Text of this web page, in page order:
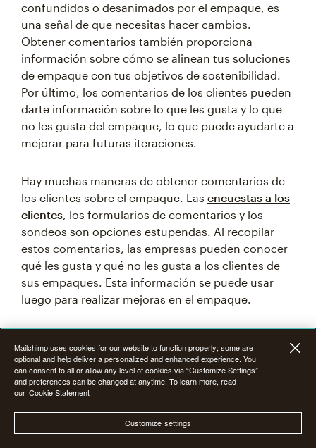
confundidos o desanimados por el empaque, es
una señal de que necesitas hacer cambios.
Obtener comentarios también proporciona
información sobre cómo se alinean tus soluciones
de empaque con tus objetivos de sostenibilidad.
Por último, los comentarios de los clientes pueden
darte información sobre lo que les gusta y lo que
no les gusta del empaque, lo que puede ayudarte a
mejorar para futuras iteraciones.
Hay muchas maneras de obtener comentarios de
los clientes sobre el empaque. Las encuestas a los
clientes, los formularios de comentarios y los
sondeos son opciones estupendas. Al recopilar
estos comentarios, las empresas pueden conocer
qué les gusta y qué no les gusta a los clientes de
sus empaques. Esta información se puede usar
luego para realizar mejoras en el empaque.
Haz que el embalaje de tu
producto sea único
En un mundo en el que se lanzan productos
constantemente, hacer que el empaque de tu
Mailchimp uses cookies for our website to function properly; some are
optional and help deliver a personalized and enhanced experience. You
can consent to all or allow any level of cookies via “Customize Settings”
and preferences can be changed at anytime. To learn more, read
our Cookie Statement
Customize settings